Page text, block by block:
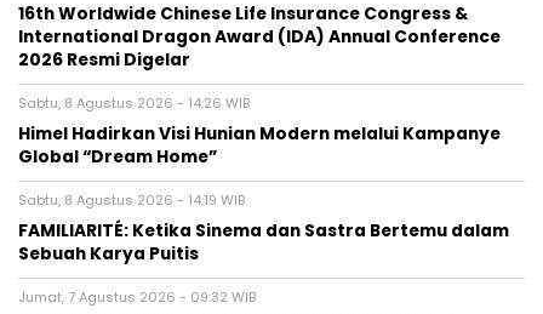
16th Worldwide Chinese Life Insurance Congress &
International Dragon Award (IDA) Annual Conference
2026 Resmi Digelar
Sabtu, 8 Agustus 2026 - 14:26 WIB
Himel Hadirkan Visi Hunian Modern melalui Kampanye
Global “Dream Home”
Sabtu, 8 Agustus 2026 - 14:19 WIB
FAMILIARITÉ: Ketika Sinema dan Sastra Bertemu dalam
Sebuah Karya Puitis
Jumat, 7 Agustus 2026 - 09:32 WIB